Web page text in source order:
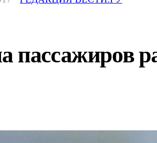
пассажиров